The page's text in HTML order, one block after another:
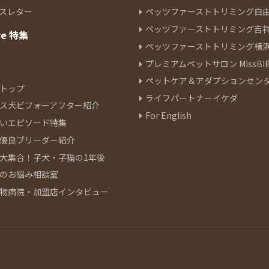
レター
特集
ップ
犬ビフォーアフター紹介
エピソード特集
良ブリーダー紹介
集合！子犬・子猫の1年後
お悩み相談室
病院・加盟店インタビュー
ペッツファーストトリミング自
ペッツファーストトリミング吉
ペッツファーストトリミング横
プレミアムペットサロン
ペットケア＆アダプションセン
ライフパートナーイケダ
For English